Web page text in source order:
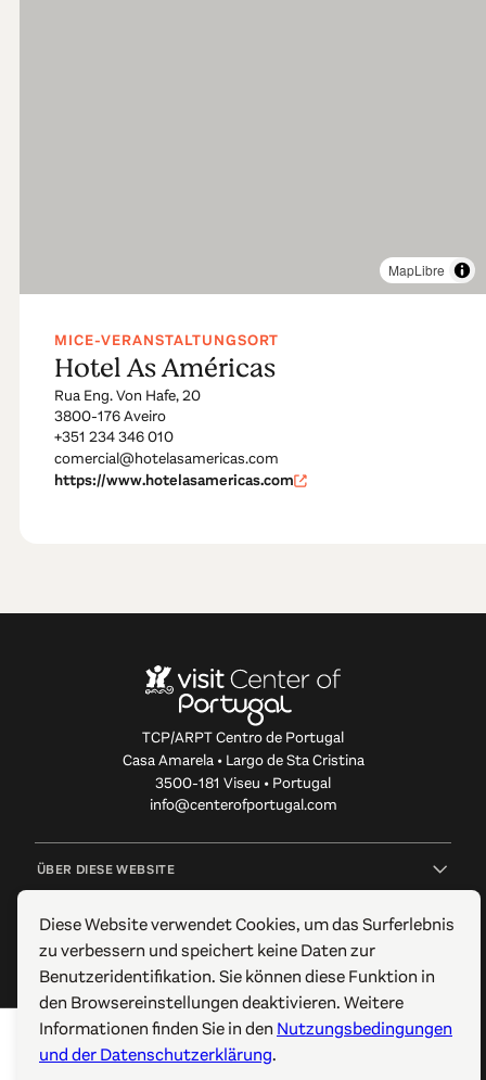
MICE-VERANSTALTUNGSORT
Hotel As Américas
Rua Eng. Von Hafe, 20
3800-176 Aveiro
+351 234 346 010
comercial@hotelasamericas.com
https://www.hotelasamericas.com
MapLibre
TCP/ARPT Centro de Portugal
Casa Amarela • Largo de Sta Cristina
3500-181 Viseu • Portugal
info@centerofportugal.com
ÜBER DIESE WEBSITE
NÜTZLICHE LINKS
FOLGEN SIE UNS
© 2012-2026 TCP/ARPT Centro de Portugal. Alle Rechte
GOMO Digital
Diese Website verwendet Cookies, um das Surferlebnis
zu verbessern und speichert keine Daten zur
Benutzeridentifikation. Sie können diese Funktion in
den Browsereinstellungen deaktivieren. Weitere
Informationen finden Sie in den Nutzungsbedingungen
und der Datenschutzerklärung.